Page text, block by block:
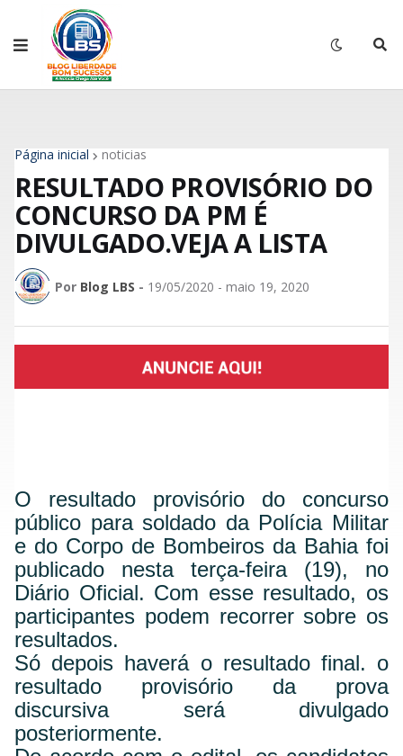
Página inicial noticias
RESULTADO PROVISÓRIO DO
CONCURSO DA PM É
DIVULGADO.VEJA A LISTA
Por Blog LBS - 19/05/2020 - maio 19, 2020
O resultado provisório do concurso
público para soldado da Polícia Militar
e do Corpo de Bombeiros da Bahia foi
publicado nesta terça-feira (19), no
Diário Oficial. Com esse resultado, os
participantes podem recorrer sobre os
resultados.
Só depois haverá o resultado final. o
resultado provisório da prova
discursiva será divulgado
posteriormente.